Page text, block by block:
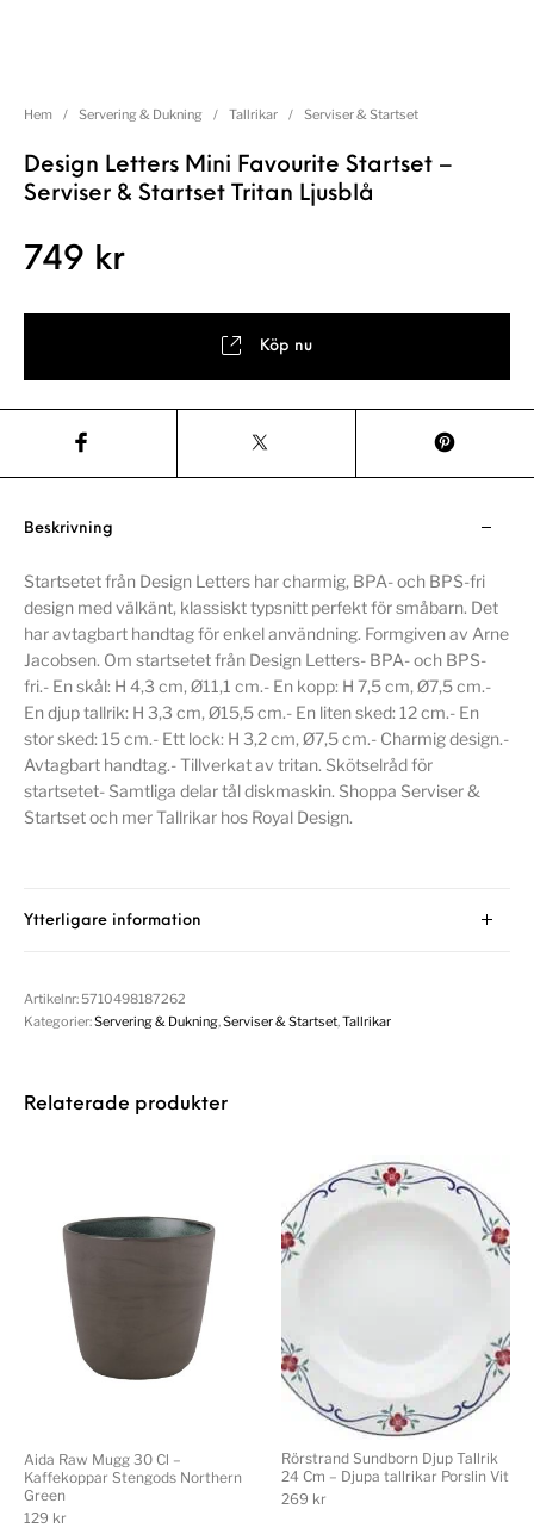
Hem / Servering & Dukning / Tallrikar / Serviser & Startset
Design Letters Mini Favourite Startset –
Serviser & Startset Tritan Ljusblå
749 kr
Köp nu
Beskrivning
Startsetet från Design Letters har charmig, BPA- och BPS-fri
design med välkänt, klassiskt typsnitt perfekt för småbarn. Det
har avtagbart handtag för enkel användning. Formgiven av Arne
Jacobsen. Om startsetet från Design Letters- BPA- och BPS-
fri.- En skål: H 4,3 cm, Ø11,1 cm.- En kopp: H 7,5 cm, Ø7,5 cm.-
En djup tallrik: H 3,3 cm, Ø15,5 cm.- En liten sked: 12 cm.- En
stor sked: 15 cm.- Ett lock: H 3,2 cm, Ø7,5 cm.- Charmig design.-
Avtagbart handtag.- Tillverkat av tritan. Skötselråd för
startsetet- Samtliga delar tål diskmaskin. Shoppa Serviser &
Startset och mer Tallrikar hos Royal Design.
Ytterligare information
Artikelnr: 5710498187262
Kategorier:Servering & Dukning ,Serviser & Startset ,Tallrikar
Relaterade produkter
Aida Raw Mugg 30 Cl –
Kaffekoppar Stengods Northern
Green
129 kr
Rörstrand Sundborn Djup Tallrik
24 Cm – Djupa tallrikar Porslin Vit
269 kr